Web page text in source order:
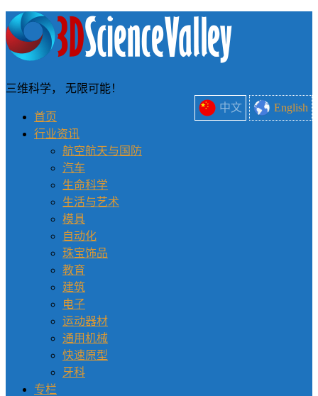
中文 English
三维科学， 无限可能！
首页
行业资讯
航空航天与国防
汽车
生命科学
生活与艺术
模具
自动化
珠宝饰品
教育
建筑
电子
运动器材
通用机械
快速原型
牙科
专栏